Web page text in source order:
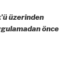
üzerinden
önce